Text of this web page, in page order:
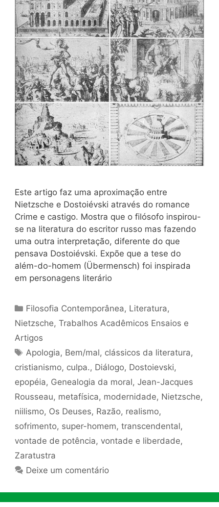
Este artigo faz uma aproximação entre
Nietzsche e Dostoiévski através do romance
Crime e castigo. Mostra que o filósofo inspirou-
se na literatura do escritor russo mas fazendo
uma outra interpretação, diferente do que
pensava Dostoiévski. Expõe que a tese do
além-do-homem (Übermensch) foi inspirada
em personagens literário
Categorias
Filosofia Contemporânea, Literatura,
Nietzsche, Trabalhos Acadêmicos Ensaios e
Artigos
Tags
Apologia, Bem/mal, clássicos da literatura,
cristianismo, culpa., Diálogo, Dostoievski,
epopéia, Genealogia da moral, Jean-Jacques
Rousseau, metafísica, modernidade, Nietzsche,
niilismo, Os Deuses, Razão, realismo,
sofrimento, super-homem, transcendental,
vontade de potência, vontade e liberdade,
Zaratustra
Deixe um comentário